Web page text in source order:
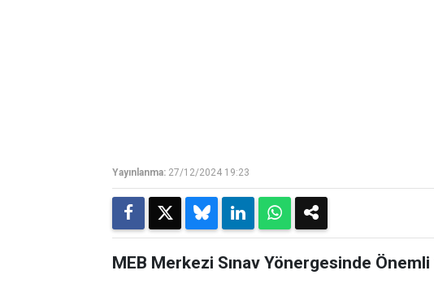
Yayınlanma: 27/12/2024 19:23
MEB Merkezi Sınav Yönergesinde